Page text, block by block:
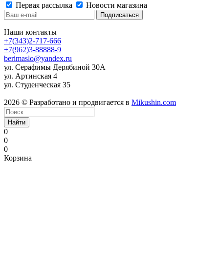
Первая рассылка
Новости магазина
Наши контакты
+7(343)2-717-666
+7(962)3-88888-9
berimaslo@yandex.ru
ул. Серафимы Дерябиной 30А
ул. Артинская 4
ул. Студенческая 35
2026 © Разработано и продвигается в Mikushin.com
Найти
0
0
0
Корзина